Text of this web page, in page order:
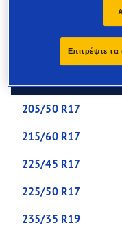
bite to grip winter
remove build-ups of
205/50 R17
215/60 R17
225/45 R17
225/50 R17
235/35 R19
Επιτρέψτε τα